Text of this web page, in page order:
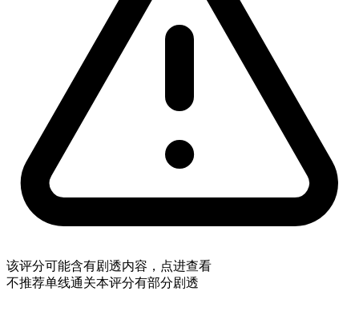
该评分可能含有剧透内容，点进查看
不推荐单线通关本评分有部分剧透